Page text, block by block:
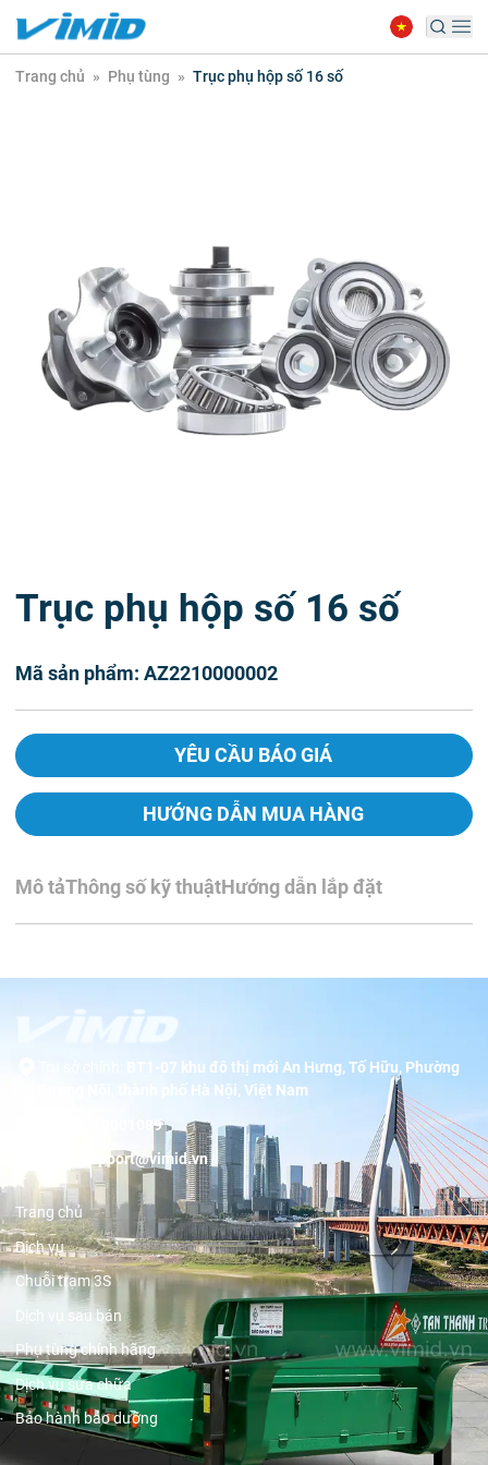
Trang chủ » Phụ tùng » Trục phụ hộp số 16 số
Trục phụ hộp số 16 số
Mã sản phẩm: AZ2210000002
YÊU CẦU BÁO GIÁ
HƯỚNG DẪN MUA HÀNG
Mô tảThông số kỹ thuậtHướng dẫn lắp đặt
BT1-07 khu đô thị mới An Hưng, Tố Hữu, Phường
Dương Nội, thành phố Hà Nội, Việt Nam
19001089
support@vimid.vn
Trang chủ
Dịch vụ
Chuỗi trạm 3S
Dịch vụ sau bán
Phụ tùng chính hãng
Dịch vụ sửa chữa
Bảo hành bảo dưỡng